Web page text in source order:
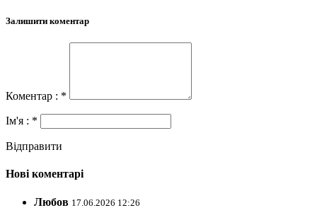
Залишити коментар
Коментар : *
Ім'я : *
Відправити
Нові коментарі
Любов 17.06.2026 12:26